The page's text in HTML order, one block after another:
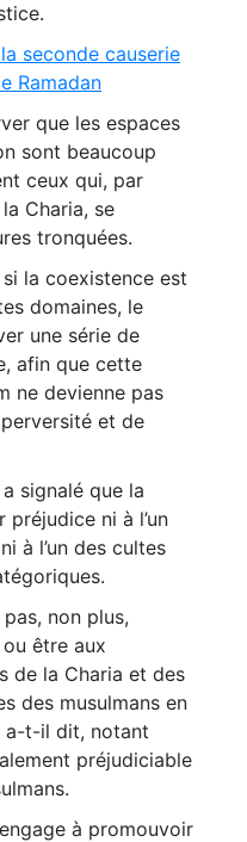
seconde causerie
Ramadan
que les espaces
sont beaucoup
ceux qui, par
Charia, se
tronquées.
la coexistence est
domaines, le
une série de
afin que cette
ne devienne pas
et de
signalé que la
ni à l’un
à l’un des cultes
non plus,
être aux
de la Charia et des
des musulmans en
a-t-il dit, notant
préjudiciable
à promouvoir